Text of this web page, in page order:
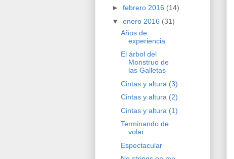
► febrero 2016 (14)
▼ enero 2016 (31)
Años de
experiencia
El árbol del
Monstruo de
las Galletas
Cintas y altura (3)
Cintas y altura (2)
Cintas y altura (1)
Terminando de
volar
Espectacular